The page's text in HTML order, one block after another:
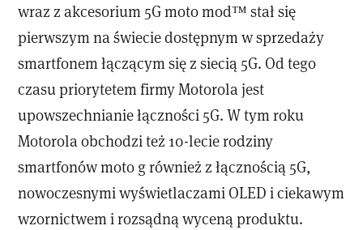
wraz z akcesorium 5G moto mod™ stał się
pierwszym na świecie dostępnym w sprzedaży
smartfonem łączącym się z siecią 5G. Od tego
czasu priorytetem firmy Motorola jest
upowszechnianie łączności 5G. W tym roku
Motorola obchodzi też 10-lecie rodziny
smartfonów moto g również z łącznością 5G,
nowoczesnymi wyświetlaczami OLED i ciekawym
wzornictwem i rozsądną wyceną produktu.